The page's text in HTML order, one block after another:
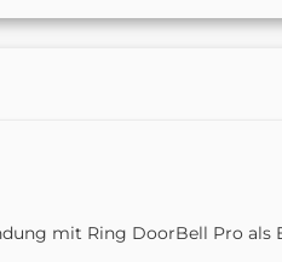
mit Ring DoorBell Pro als